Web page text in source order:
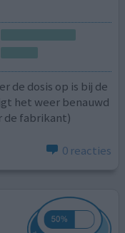
de dosis op is bij de
het weer benauwd
de fabrikant)
0 reacties